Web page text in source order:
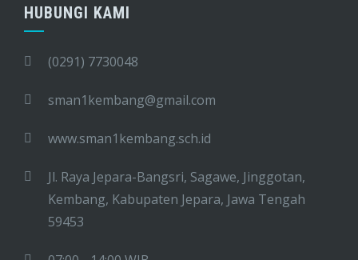
HUBUNGI KAMI
(0291) 7730048
sman1kembang@gmail.com
www.sman1kembang.sch.id
Jl. Raya Jepara-Bangsri, Sagawe, Jinggotan,
Kembang, Kabupaten Jepara, Jawa Tengah
59453